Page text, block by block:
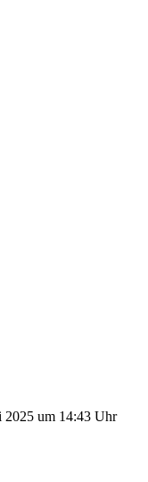
2025 um 14:43 Uhr